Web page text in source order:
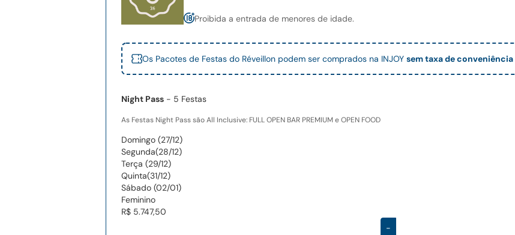
Proibida a entrada de menores de idade.
Os Pacotes de Festas do Réveillon podem ser comprados na INJOY sem taxa de conveniência
Night Pass - 5 Festas
As Festas Night Pass são All Inclusive: FULL OPEN BAR PREMIUM e OPEN FOOD
Domingo (27/12)
Segunda(28/12)
Terça (29/12)
Quinta(31/12)
Sábado (02/01)
Feminino
R$ 5.747,50
-